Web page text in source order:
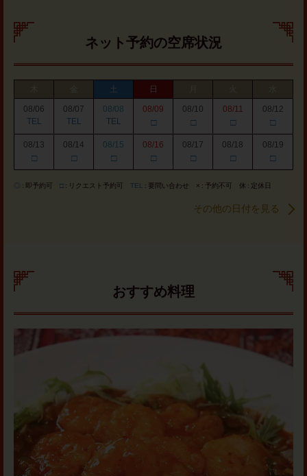
ネット予約の空席状況
土 日
08/06
TEL
08/07
TEL
08/08
TEL
08/09
□
08/10
□
08/11
□
08/12
□
08/13
□
08/14
□
08/15
□
08/16
□
08/17
□
08/18
□
08/19
□
即予約可 □ リクエスト予約可 TEL 要問い合わせ × 予約不可 休 定休日
その他の日付を見る
おすすめ料理